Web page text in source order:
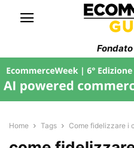
Home Tags Come fidelizzare i